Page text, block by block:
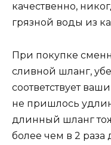
качественно,
грязной воды из
При покупке
сливной шланг,
соответствует
не пришлось
длинный шланг
более чем в 2